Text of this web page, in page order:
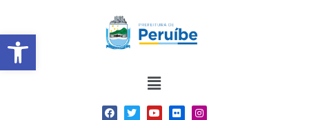
Barra de Ferramentas